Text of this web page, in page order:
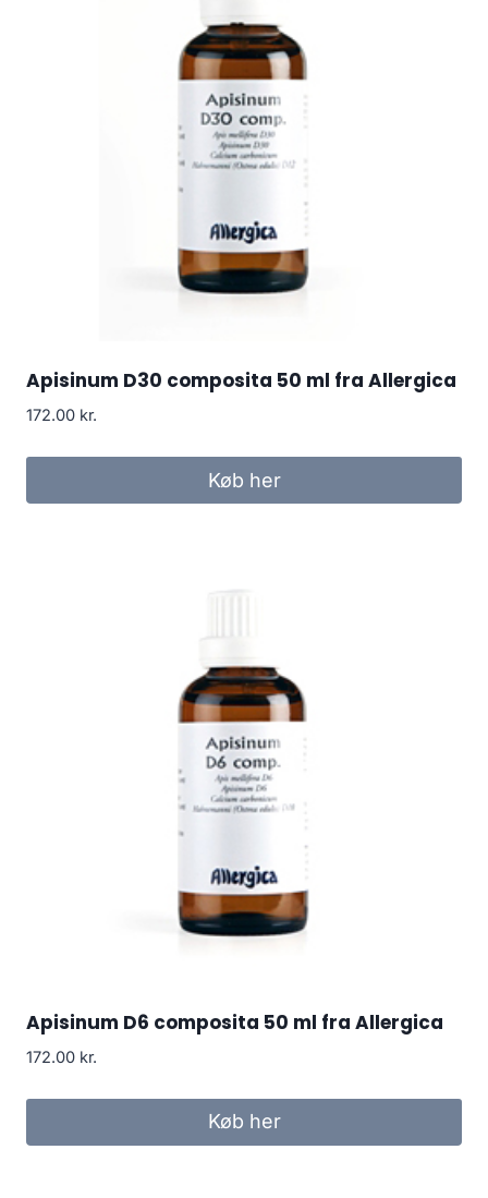
Apisinum D30 composita 50 ml fra Allergica
172.00 kr.
Køb her
Apisinum D6 composita 50 ml fra Allergica
172.00 kr.
Køb her